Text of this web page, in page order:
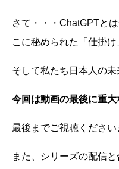
さて・・・ChatGPTと
こに秘められた「仕掛
そして私たち日本人の未
今回は動画の最後に重大
最後までご視聴ください
また、シリーズの配信